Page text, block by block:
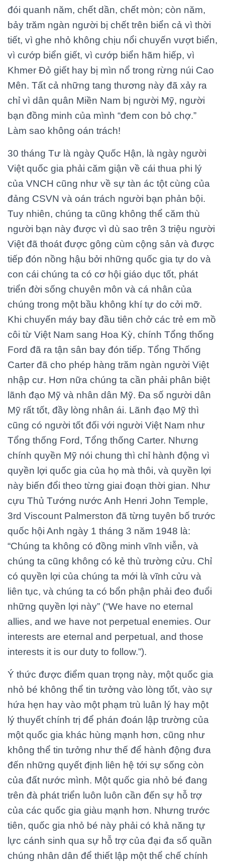
đói quanh năm, chết dần, chết mòn; còn năm,
bảy trăm ngàn người bị chết trên biển cả vì thời
tiết, vì ghe nhỏ không chịu nổi chuyến vượt biển,
vì cướp biển giết, vì cướp biển hãm hiếp, vì
Khmer Đỏ giết hay bị mìn nổ trong rừng núi Cao
Mên. Tất cả những tang thương này đã xảy ra
chỉ vì dân quân Miền Nam bị người Mỹ, người
bạn đồng minh của mình “đem con bỏ chợ.”
Làm sao không oán trách!
30 tháng Tư là ngày Quốc Hận, là ngày người
Việt quốc gia phải căm giận về cái thua phi lý
của VNCH cũng như về sự tàn ác tột cùng của
đảng CSVN và oán trách người bạn phản bội.
Tuy nhiên, chúng ta cũng không thể căm thù
người bạn này được vì dù sao trên 3 triệu người
Việt đã thoát được gông cùm cộng sản và được
tiếp đón nồng hậu bởi những quốc gia tự do và
con cái chúng ta có cơ hội giáo dục tốt, phát
triển đời sống chuyên môn và cá nhân của
chúng trong một bầu không khí tự do cởi mỡ.
Khi chuyến máy bay đầu tiên chở các trẻ em mồ
côi từ Việt Nam sang Hoa Kỳ, chính Tổng thống
Ford đã ra tận sân bay đón tiếp. Tổng Thống
Carter đã cho phép hàng trăm ngàn người Việt
nhập cư. Hơn nữa chúng ta cần phải phân biệt
lãnh đạo Mỹ và nhân dân Mỹ. Đa số người dân
Mỹ rất tốt, đầy lòng nhân ái. Lãnh đạo Mỹ thì
cũng có người tốt đối với người Việt Nam như
Tổng thống Ford, Tổng thống Carter. Nhưng
chính quyền Mỹ nói chung thì chỉ hành động vì
quyền lợi quốc gia của họ mà thôi, và quyền lợi
này biến đổi theo từng giai đoạn thời gian. Như
cựu Thủ Tướng nước Anh Henri John Temple,
3rd Viscount Palmerston đã từng tuyên bố trước
quốc hội Anh ngày 1 tháng 3 năm 1948 là:
“Chúng ta không có đồng minh vĩnh viễn, và
chúng ta cũng không có kẻ thù trường cửu. Chỉ
có quyền lợi của chúng ta mới là vĩnh cửu và
liên tục, và chúng ta có bổn phận phải đeo đuổi
những quyền lợi này” (“We have no eternal
allies, and we have not perpetual enemies. Our
interests are eternal and perpetual, and those
interests it is our duty to follow.”).
Ý thức được điểm quan trọng này, một quốc gia
nhỏ bé không thể tin tưởng vào lòng tốt, vào sự
hứa hẹn hay vào một phạm trù luân lý hay một
lý thuyết chính trị để phán đoán lập trường của
một quốc gia khác hùng mạnh hơn, cũng như
không thể tin tưởng như thế để hành động đưa
đến những quyết định liên hệ tới sự sống còn
của đất nước mình. Một quốc gia nhỏ bé đang
trên đà phát triển luôn luôn cần đến sự hỗ trợ
của các quốc gia giàu mạnh hơn. Nhưng trước
tiên, quốc gia nhỏ bé này phải có khả năng tự
lực cánh sinh qua sự hỗ trợ của đại đa số quần
chúng nhân dân để thiết lập một thể chế chính